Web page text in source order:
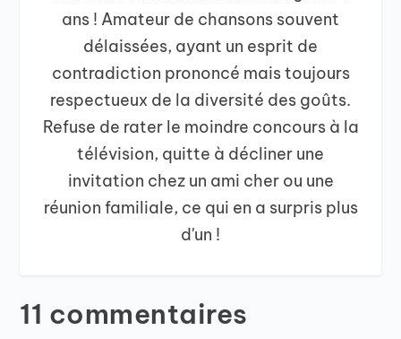
ans ! Amateur de chansons souvent
délaissées, ayant un esprit de
contradiction prononcé mais toujours
respectueux de la diversité des goûts.
Refuse de rater le moindre concours à la
télévision, quitte à décliner une
invitation chez un ami cher ou une
réunion familiale, ce qui en a surpris plus
d'un !
11 commentaires